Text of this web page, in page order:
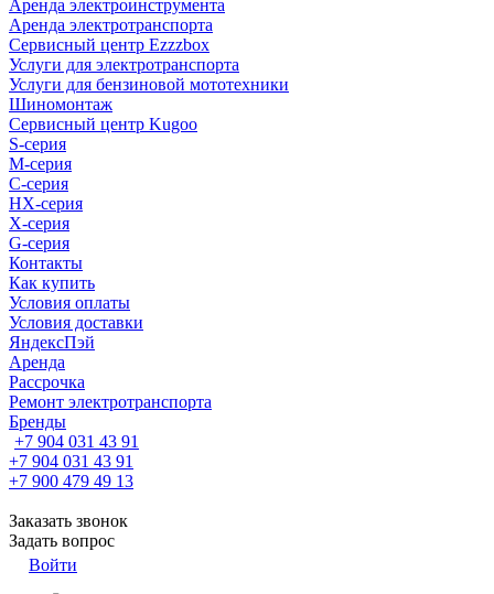
Аренда электроинструмента
Аренда электротранспорта
Сервисный центр Ezzzbox
Услуги для электротранспорта
Услуги для бензиновой мототехники
Шиномонтаж
Сервисный центр Kugoo
S-cерия
M-серия
С-серия
HX-серия
X-серия
G-серия
Контакты
Как купить
Условия оплаты
Условия доставки
ЯндексПэй
Аренда
Рассрочка
Ремонт электротранспорта
Бренды
+7 904 031 43 91
+7 904 031 43 91
+7 900 479 49 13
Заказать звонок
Задать вопрос
Войти